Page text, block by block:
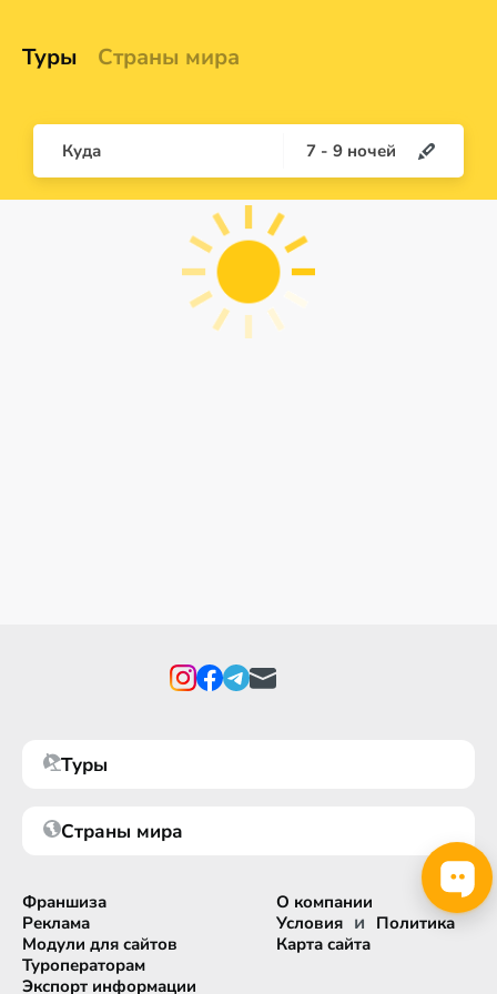
Туры Страны мира
Куда 7 - 9 ночей
Туры
Страны мира
Франшиза
Реклама
Модули для сайтов
Туроператорам
Экспорт информации
О компании
Условия и Политика
Карта сайта